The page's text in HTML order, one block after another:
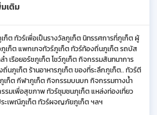
เติม
ก็ต ทัวร์เพื่อเป็นรางวัลภูเก็ต นิทรรศการที่ภูเก็ต ผู้
ภูเก็ต แพกเกจทัวร์ภูเก็ต ทัวร์ท้องถิ่นภูเก็ต รถบัส
ลำ เรือยอร์ชภูเก็ต โชว์ภูเก็ต กิจกรรมสันทนาการ
นภูเก็ต ร้านอาหารภูเก็ต ของที่ระลึกภูเก็ต.. ทัวร์ตี
เก็ต กีฬาภูเก็ต กิจกรรมบนบก กิจกรรมทางน้ำ
รมเพื่อสุขภาพ ทัวร์ชุมชนภุเก็ต แหล่งท่องเที่ยว
ะเพณีภูเก็ต ทัวร์ผจญภัยภูเก็ต ฯลฯ